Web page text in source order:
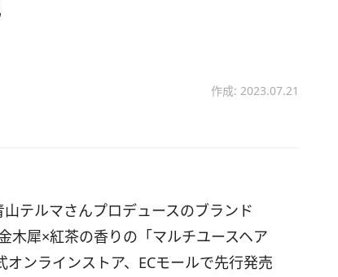
作成: 2023.07.21
テルマさんプロデュースのブランド
木犀×紅茶の香りの「マルチユースヘア
ンラインストア、ECモールで先行発売